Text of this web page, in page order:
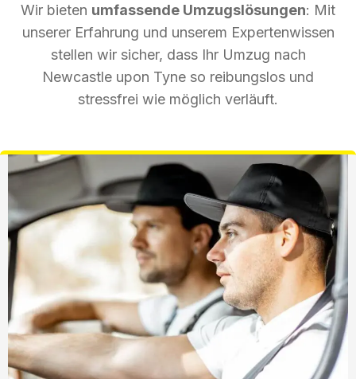
Wir bieten umfassende Umzugslösungen: Mit
unserer Erfahrung und unserem Expertenwissen
stellen wir sicher, dass Ihr Umzug nach
Newcastle upon Tyne so reibungslos und
stressfrei wie möglich verläuft.